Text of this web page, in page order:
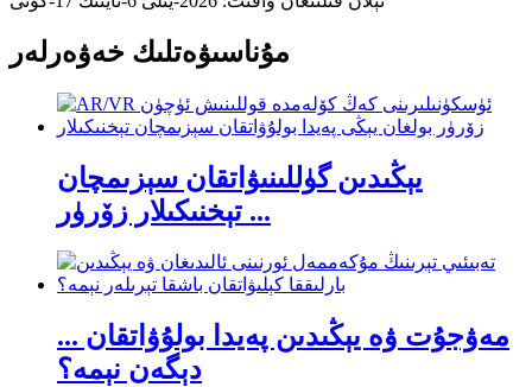
مۇناسىۋەتلىك خەۋەرلەر
يېڭىدىن گۈللىنىۋاتقان سېزىمچان
تېخنىكىلار زۆرۈر ...
مەۋجۇت ۋە يېڭىدىن پەيدا بولۇۋاتقان ...
دېگەن نېمە؟